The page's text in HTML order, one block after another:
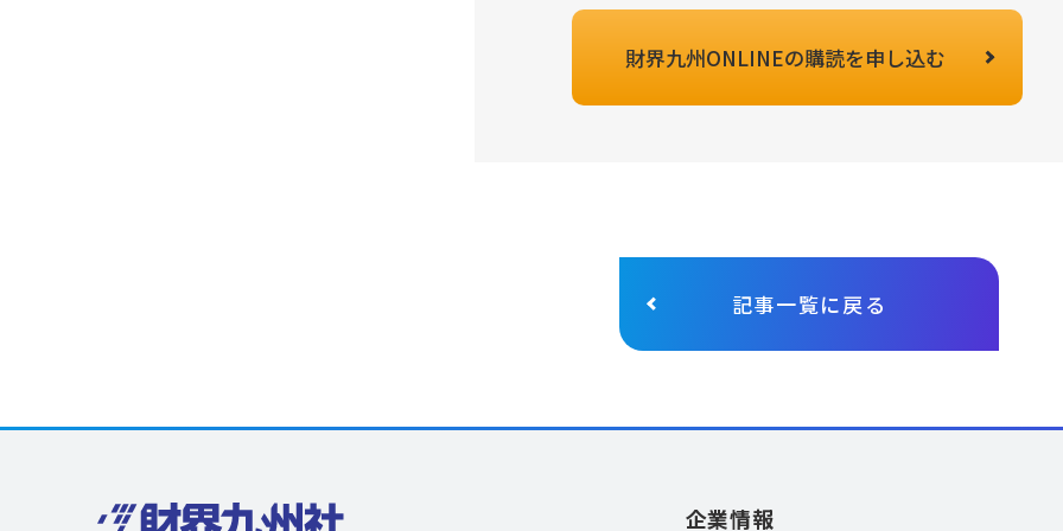
財界九州ONLINEの購読を申し込む
記事一覧に戻る
企業情報